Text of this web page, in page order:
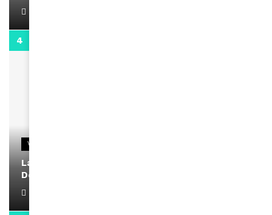
VIDEOS
La rubrique santé speciale coronavirus du
Docteur Makanda